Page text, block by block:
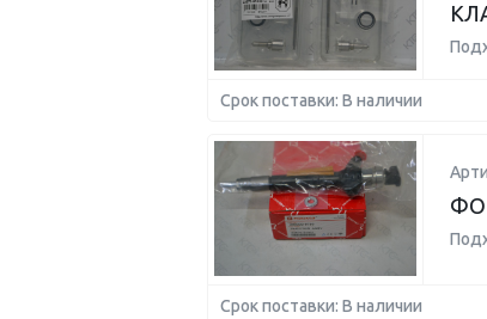
Срок поставки: В наличии
Срок поставки: В наличии